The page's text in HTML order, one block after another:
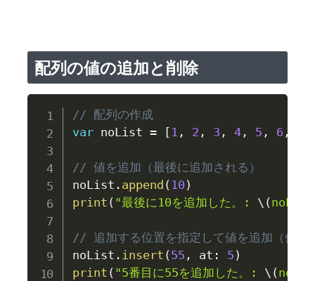
配列の値の追加と削除
// 配列の作成
var noList = [ 1 , 2 , 3 , 4 , 5 , 6 ,
// 値を追加（最後に追加される）
noList . append ( 10 )
print ( "最後に10を追加した。: \(noList
// 追加する位置を指定して値を追加（位置
noList . insert (55 , at : 5 )
print ( "5番目に55を追加した。: \(